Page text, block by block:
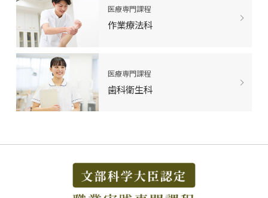
医療専門課程
作業療法科
医療専門課程
歯科衛生科